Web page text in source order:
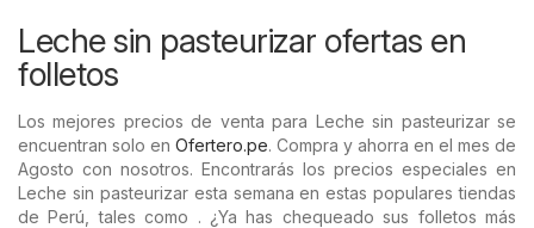
Leche sin pasteurizar ofertas en
folletos
Los mejores precios de venta para Leche sin pasteurizar se
encuentran solo en Ofertero.pe. Compra y ahorra en el mes de
Agosto con nosotros. Encontrarás los precios especiales en
Leche sin pasteurizar esta semana en estas populares tiendas
de Perú, tales como . ¿Ya has chequeado sus folletos más